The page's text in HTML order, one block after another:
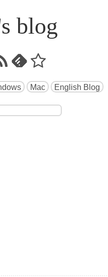
blog
Mac English Blog